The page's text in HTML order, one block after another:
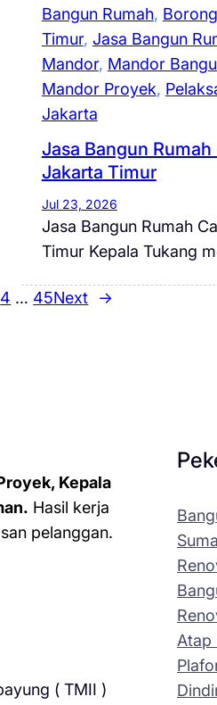
Bangun Rumah,
Timur, Jasa Bangun
Mandor, Mandor
Mandor Proyek,
Jakarta
Jasa Bangun
Jakarta Timur
Jul 23, 2026
Jasa Bangun Rumah
Timur Kepala Tukang
4 … 45Next →
Kepala
Hasil kerja
pelanggan.
( TMII )
Atap